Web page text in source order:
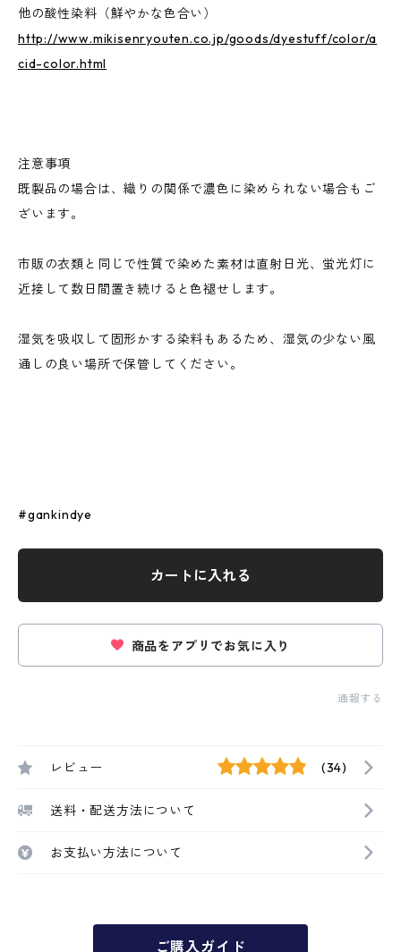
他の酸性染料（鮮やかな色合い）
http://www.mikisenryouten.co.jp/goods/dyestuff/color/a
cid-color.html
注意事項
既製品の場合は、織りの関係で濃色に染められない場合もご
ざいます。
市販の衣類と同じで性質で染めた素材は直射日光、蛍光灯に
近接して数日間置き続けると色褪せします。
湿気を吸収して固形かする染料もあるため、湿気の少ない風
通しの良い場所で保管してください。
#gankindye
カートに入れる
商品をアプリでお気に入り
通報する
レビュー (34)
送料・配送方法について
お支払い方法について
ご購入ガイド